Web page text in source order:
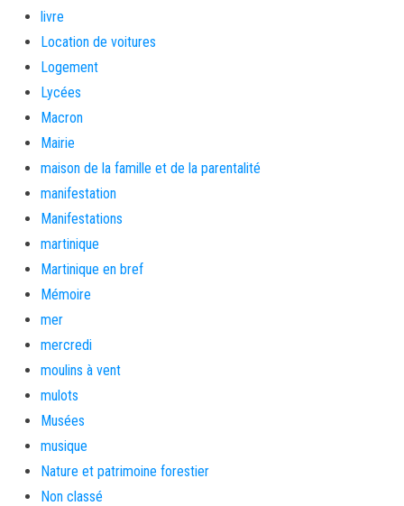
livre
Location de voitures
Logement
Lycées
Macron
Mairie
maison de la famille et de la parentalité
manifestation
Manifestations
martinique
Martinique en bref
Mémoire
mer
mercredi
moulins à vent
mulots
Musées
musique
Nature et patrimoine forestier
Non classé